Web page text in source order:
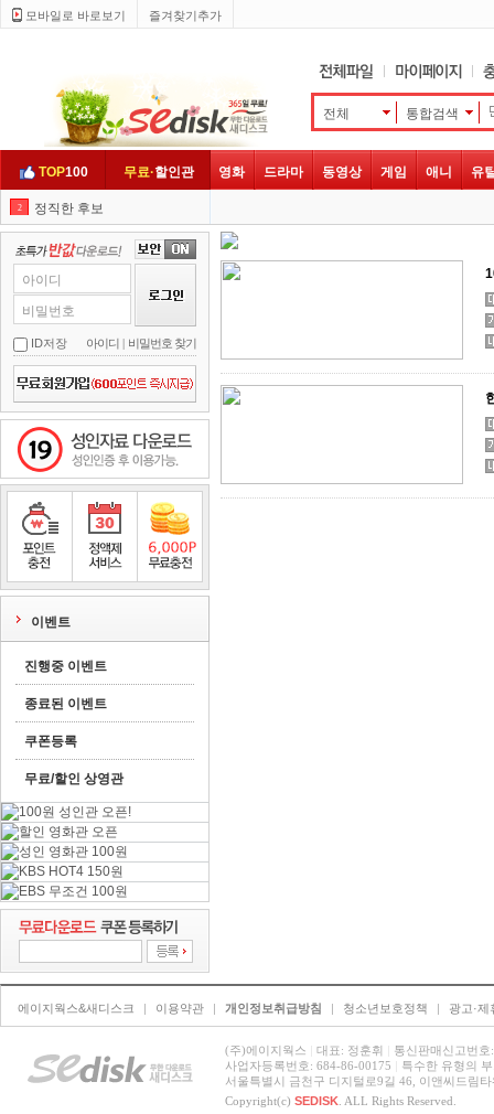
모바일로 바로보기 즐겨찾기추가
전체 통합검색
TOP100 무료·할인관 영화 드라마 동영상 게임 애니 유
2 정직한 후보
엽문
클로젯
나쁜 녀석들
6 히트맨
7 나를 찾아줘
8 좀비
넷플릭스
10 남산의 부장들
지푸라기
아이디
비밀번호
ID저장 아이디 | 비밀번호 찾기
포인트충전 정액제서비스포인트무료충전
이벤트
진행중 이벤트
종료된 이벤트
쿠폰등록
무료/할인 상영관
에이지웍스&새디스크 이용약관 개인정보취급방침 청소년보호정책 광고·제
(주)에이지웍스 대표: 정훈휘
통신판매신고번
사업자등록번호: 684-86-00175
특수한 유형의
서울특별시 금천구 디지털로9길 46, 이앤씨드림
Copyright(c) SEDISK . ALL Rights Reserved.